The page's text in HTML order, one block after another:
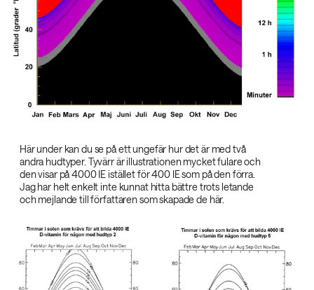
Här under kan du se på ett ungefär hur det är med två
andra hudtyper. Tyvärr är illustrationen mycket fulare och
den visar på 4000 IE istället för 400 IE som på den förra.
Jag har helt enkelt inte kunnat hitta bättre trots letande
och mejlande till författaren som skapade de här.